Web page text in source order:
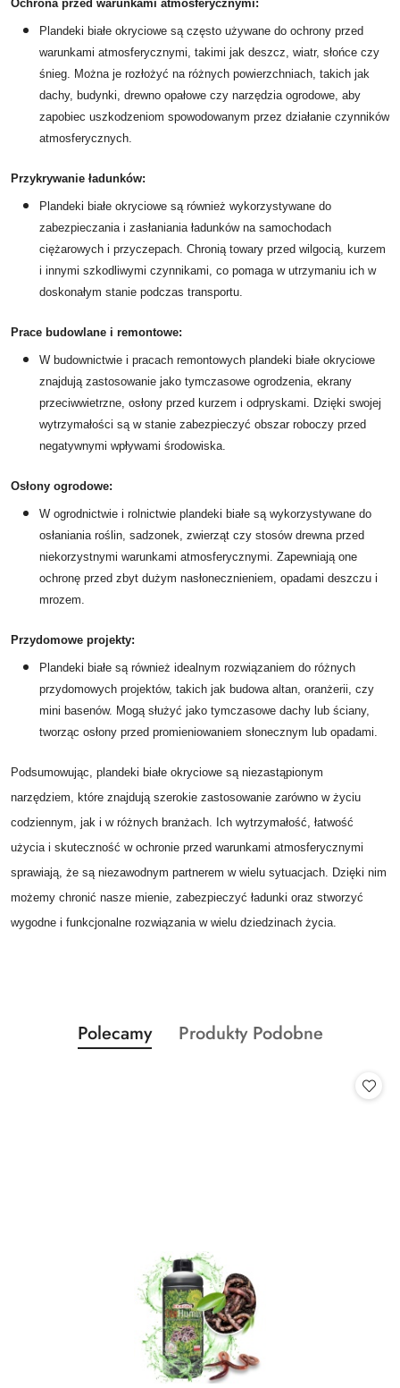
Ochrona przed warunkami atmosferycznymi:
Plandeki białe okryciowe są często używane do ochrony przed
warunkami atmosferycznymi, takimi jak deszcz, wiatr, słońce czy
śnieg. Można je rozłożyć na różnych powierzchniach, takich jak
dachy, budynki, drewno opałowe czy narzędzia ogrodowe, aby
zapobiec uszkodzeniom spowodowanym przez działanie czynników
atmosferycznych.
Przykrywanie ładunków:
Plandeki białe okryciowe są również wykorzystywane do
zabezpieczania i zasłaniania ładunków na samochodach
ciężarowych i przyczepach. Chronią towary przed wilgocią, kurzem
i innymi szkodliwymi czynnikami, co pomaga w utrzymaniu ich w
doskonałym stanie podczas transportu.
Prace budowlane i remontowe:
W budownictwie i pracach remontowych plandeki białe okryciowe
znajdują zastosowanie jako tymczasowe ogrodzenia, ekrany
przeciwwietrzne, osłony przed kurzem i odpryskami. Dzięki swojej
wytrzymałości są w stanie zabezpieczyć obszar roboczy przed
negatywnymi wpływami środowiska.
Osłony ogrodowe:
W ogrodnictwie i rolnictwie plandeki białe są wykorzystywane do
osłaniania roślin, sadzonek, zwierząt czy stosów drewna przed
niekorzystnymi warunkami atmosferycznymi. Zapewniają one
ochronę przed zbyt dużym nasłonecznieniem, opadami deszczu i
mrozem.
Przydomowe projekty:
Plandeki białe są również idealnym rozwiązaniem do różnych
przydomowych projektów, takich jak budowa altan, oranżerii, czy
mini basenów. Mogą służyć jako tymczasowe dachy lub ściany,
tworząc osłony przed promieniowaniem słonecznym lub opadami.
Podsumowując, plandeki białe okryciowe są niezastąpionym
narzędziem, które znajdują szerokie zastosowanie zarówno w życiu
codziennym, jak i w różnych branżach. Ich wytrzymałość, łatwość
użycia i skuteczność w ochronie przed warunkami atmosferycznymi
sprawiają, że są niezawodnym partnerem w wielu sytuacjach. Dzięki nim
możemy chronić nasze mienie, zabezpieczyć ładunki oraz stworzyć
wygodne i funkcjonalne rozwiązania w wielu dziedzinach życia.
Pomiń karuzelę produktów
Produkty
o
Polecamy
Produkty
Produkty Podobne